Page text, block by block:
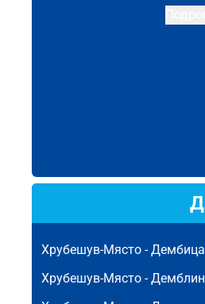
Д
Хрубешув-Място -Дембица
Хрубешув-Място -Демблин